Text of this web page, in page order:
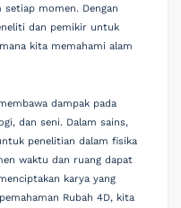
momen. Dengan
dan pemikir untuk
kita memahami alam
dampak pada
dan seni. Dalam sains,
penelitian dalam fisika
waktu dan ruang dapat
karya yang
Rubah 4D, kita